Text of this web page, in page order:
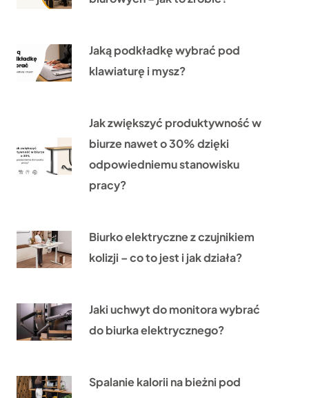
Jaką podkładkę wybrać pod
klawiaturę i mysz?
Jak zwiększyć produktywność w
biurze nawet o 30% dzięki
odpowiedniemu stanowisku
pracy?
Biurko elektryczne z czujnikiem
kolizji – co to jest i jak działa?
Jaki uchwyt do monitora wybrać
do biurka elektrycznego?
Spalanie kalorii na bieżni pod